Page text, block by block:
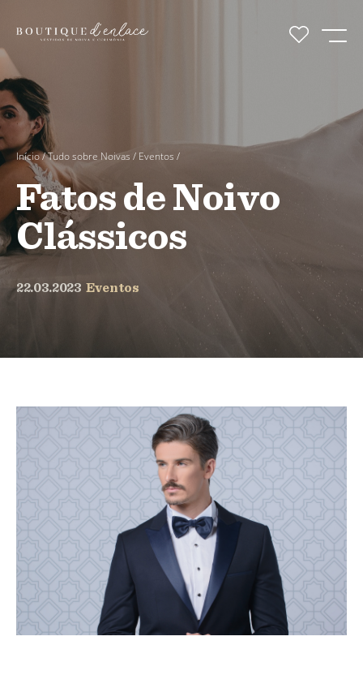
Início/Tudo sobre Noivas / Eventos /
Fatos de Noivo
Clássicos
22.03.2023 Eventos